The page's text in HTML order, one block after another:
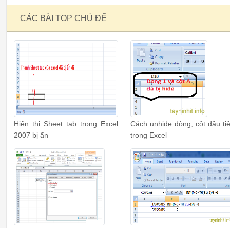
CÁC BÀI TOP CHỦ ĐỂ
Hiển thị Sheet tab trong Excel
2007 bị ẩn
Cách unhide dòng, cột đầu
trong Excel